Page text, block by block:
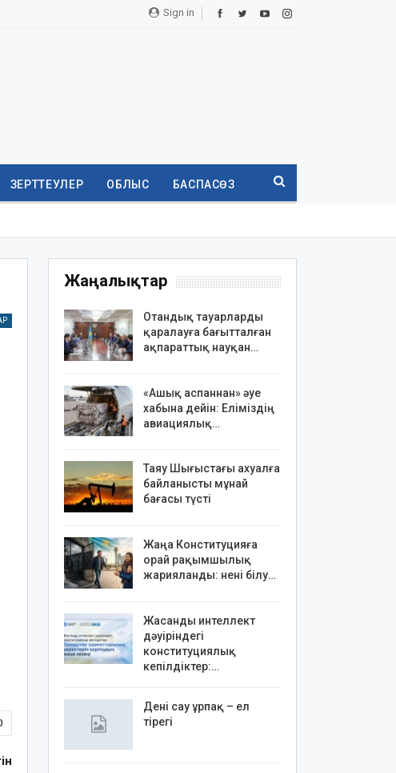
Sign in
ЗЕРТТЕУЛЕР ОБЛЫС БАСПАСӨЗ
Жаңалықтар
Отандық тауарларды
қаралауға бағытталған
ақпараттық науқан…
«Ашық аспаннан» әуе
хабына дейін: Еліміздің
авиациялық…
Таяу Шығыстағы ахуалға
байланысты мұнай
бағасы түсті
Жаңа Конституцияға
орай рақымшылық
жарияланды: нені білу…
Жасанды интеллект
дәуіріндегі
конституциялық
кепілдіктер:…
Дені сау ұрпақ – ел
тірегі